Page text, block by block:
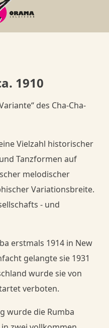
1910
des Cha-Cha-
Vielzahl historischer
Tanzformen auf
melodischer
Variationsbreite.
- und
erstmals 1914 in New
gelangte sie 1931
wurde sie von
verboten.
wurde die Rumba